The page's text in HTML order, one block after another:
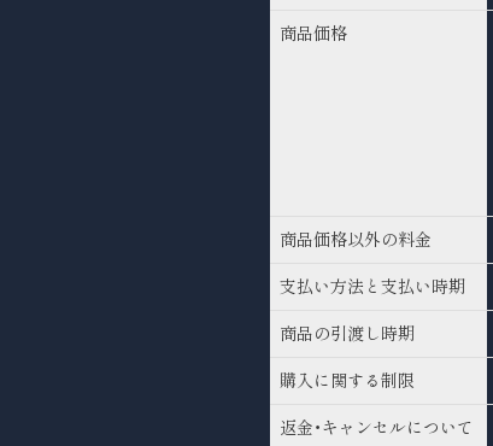
商品価格
商品価格以外の料金
支払い方法と支払い時期
商品の引渡し時期
購入に関する制限
返金・キャンセルについて